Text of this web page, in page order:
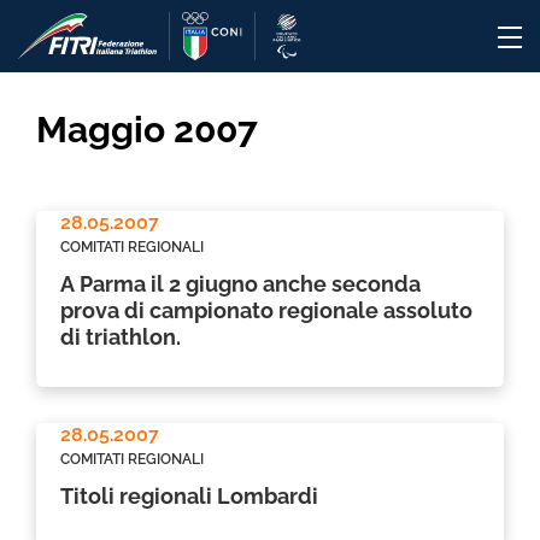
Maggio 2007
28.05.2007
COMITATI REGIONALI
A Parma il 2 giugno anche seconda
prova di campionato regionale assoluto
di triathlon.
28.05.2007
COMITATI REGIONALI
Titoli regionali Lombardi